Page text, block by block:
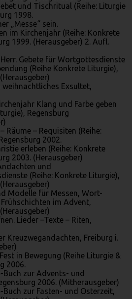
und Tischritual (Reihe: Liturgie
1998.
„Messe“ sein.
im Kirchenjahr (Reihe: Konkrete
1999. (Herausgeber) 2. Aufl.
Gebete für Wortgottesdienste
(Reihe Konkrete Liturgie),
weihnachtliches Exsultet,
Klang und Farbe geben
Regensburg
Räume – Requisiten (Reihe:
2002.
erleben (Reihe: Konkrete
2003. (Herausgeber)
und
(Reihe: Konkrete Liturgie),
Modelle für Messen, Wort-
im Advent,
Lieder –Texte – Riten,
Kreuzwegandachten, Freiburg i.
in Bewegung (Reihe Liturgie &
2006.
zur Advents- und
2006. (Mitherausgeber)
zur Fasten- und Osterzeit,